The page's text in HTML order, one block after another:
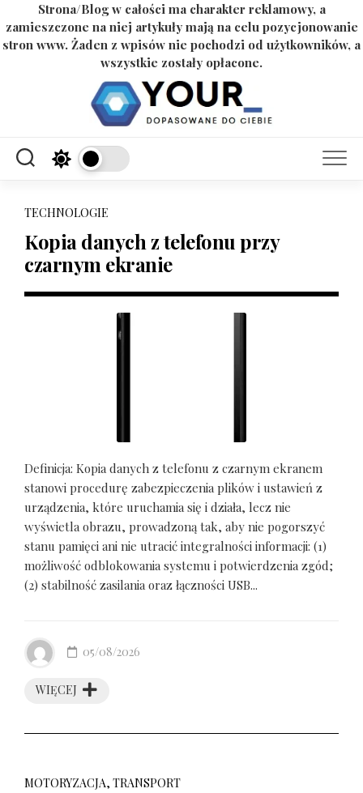
Strona/Blog w całości ma charakter reklamowy, a
zamieszczone na niej artykuły mają na celu pozycjonowanie
stron www. Żaden z wpisów nie pochodzi od użytkowników, a
wszystkie zostały opłacone.
TECHNOLOGIE
Kopia danych z telefonu przy
czarnym ekranie
Definicja: Kopia danych z telefonu z czarnym ekranem
stanowi procedurę zabezpieczenia plików i ustawień z
urządzenia, które uruchamia się i działa, lecz nie
wyświetla obrazu, prowadzoną tak, aby nie pogorszyć
stanu pamięci ani nie utracić integralności informacji: (1)
możliwość odblokowania systemu i potwierdzenia zgód;
(2) stabilność zasilania oraz łączności USB...
WIĘCEJ
05/08/2026
MOTORYZACJA, TRANSPORT